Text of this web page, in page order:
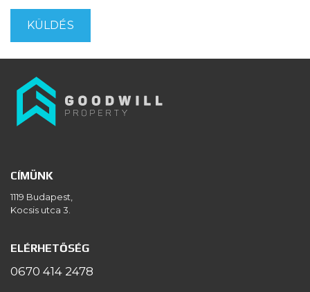
CÍMÜNK
1119 Budapest,
Kocsis utca 3.
ELÉRHETŐSÉG
0670 414 2478